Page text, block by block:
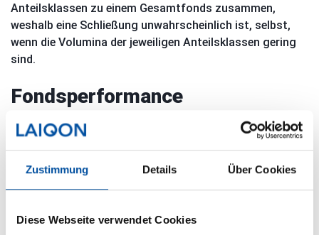
Zustimmung Details Über Cookies
Diese Webseite verwendet Cookies
Anteilsklassen zu einem Gesamtfonds zusammen,
weshalb eine Schließung unwahrscheinlich ist, selbst,
wenn die Volumina der jeweiligen Anteilsklassen gering
sind.
Fondsperformance
Die Anleger sollten bei der Wahl ihrer Investmentfonds
einen Blick in die Vergangenheit werfen, um Aufschluss
über die Wertentwicklung des Investmentfonds zu
Es liegt nahe, dass die vergangene Performance nichts